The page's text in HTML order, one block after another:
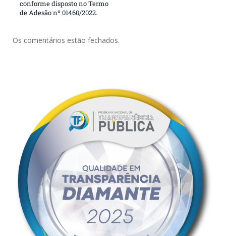
conforme disposto no Termo
de Adesão nº 01460/2022.
Os comentários estão fechados.